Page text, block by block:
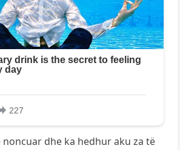
dhe ka hedhur aku za të